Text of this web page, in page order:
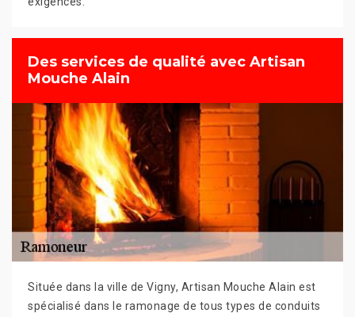
Des services de qualité avec Artisan
Mouche Alain
Située dans la ville de Vigny, Artisan Mouche Alain est
spécialisé dans le ramonage de tous types de conduits